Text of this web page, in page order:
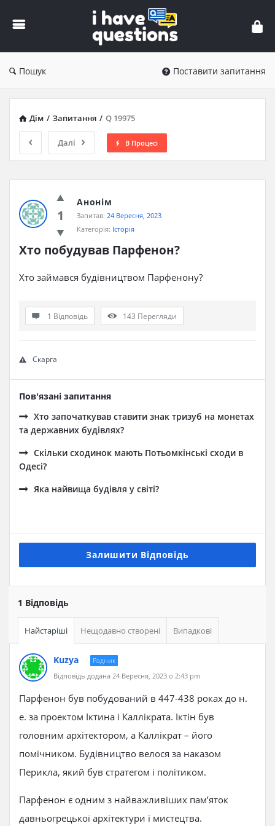
iHaveQuestions
Пошук Поставити запитання
Дім / Запитання / Q 19975
Далі В Процесі
1
Анонім
Запитав: 24 Вересня, 2023
Категорія: Історія
Хто побудував Парфенон?
Хто займався будівництвом Парфенону?
1 Відповідь 143 Перегляди
Скарга
Пов'язані запитання
Хто започаткував ставити знак тризуб на монетах
та державних будівлях?
Скільки сходинок мають Потьомкінські сходи в
Одесі?
Яка найвища будівля у світі?
Залишити Відповідь
1 Відповідь
Найстаріші Нещодавно створені Випадкові
Kuzya
Радник
Відповідь додана 24 Вересня, 2023 о 2:43 pm
Парфенон був побудований в 447-438 роках до н.
е. за проектом Іктина і Каллікрата. Іктін був
головним архітектором, а Каллікрат – його
помічником. Будівництво велося за наказом
Перикла, який був стратегом і політиком.
Парфенон є одним з найважливіших пам’яток
давньогрецької архітектури і мистецтва.